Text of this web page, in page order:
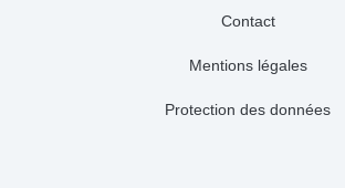
Contact
Mentions légales
Protection des données